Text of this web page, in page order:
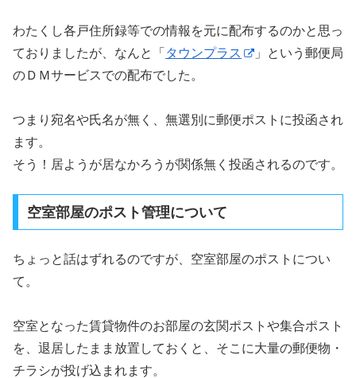
わたくし各戸住所録等での情報を元に配布するのかと思っ
ておりましたが、なんと「 タウンプラス
」という郵便局
のＤＭサービスでの配布でした。
つまり宛名や氏名が無く、無選別に郵便ポストに投函され
ます。
そう！居ようが居なかろうが関係無く投函されるのです。
空室部屋のポスト管理について
ちょっと話はずれるのですが、空室部屋のポストについ
て。
空室となった賃貸物件のお部屋の玄関ポストや集合ポスト
を、退居したまま放置しておくと、そこに大量の郵便物・
チラシが投げ込まれます。